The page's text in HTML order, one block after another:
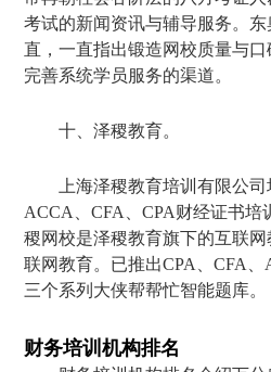
考试的新闻资讯与辅导服务。
直，一直指出锻造网校质量与口
完善系统学员服务的渠道。
十、泽稷教育。
上海泽稷教育培训有限公
ACCA、CFA、CPA财经证书培
稷网校是泽稷教育旗下的互联
联网教育。已推出CPA、CFA
三个系列大侠帮帮忙智能题库。
财务培训机构排名